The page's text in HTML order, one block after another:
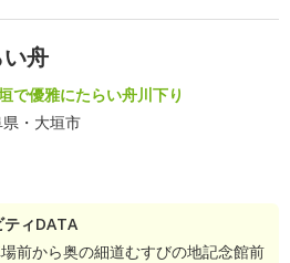
舟
で優雅にたらい舟川下り
県・大垣市
ティDATA
前から奥の細道むすびの地記念館前